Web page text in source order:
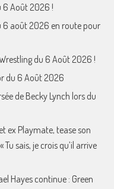
6 Août 2026 !
6 août 2026 en route pour
du 6 Août 2026 !
du 6 Août 2026
de Becky Lynch lors du
ex Playmate, tease son
sais, je crois qu’il arrive
Hayes continue : Green